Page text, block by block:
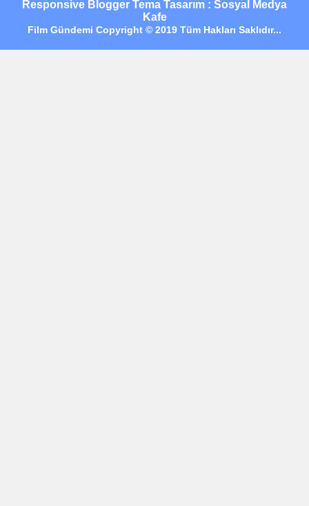
Responsive Blogger Tema Tasarım : Sosyal Medya
Kafe
Film Gündemi Copyright © 2019 Tüm Hakları Saklıdır...